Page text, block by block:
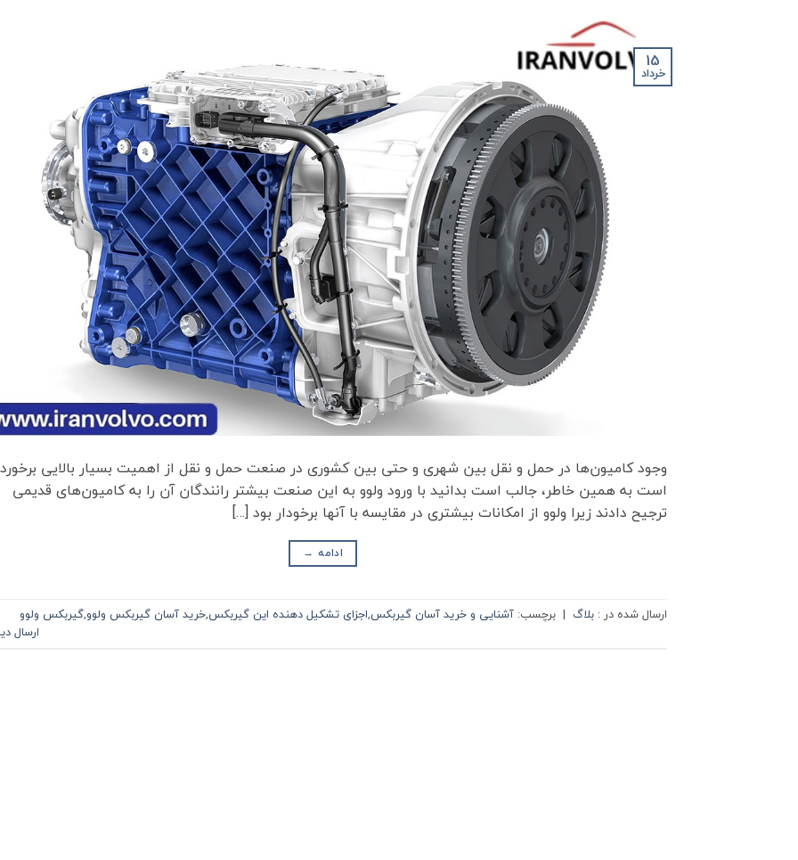
15
خرداد
وجود کامیون‌ها در حمل و نقل بین شهری و حتی بین کشوری در صنعت حمل و نقل از اهمیت بسیار بالایی
است به همین خاطر، جالب است بدانید با ورود ولوو به این صنعت بیشتر رانندگان آن را به کامیون‌های قدیمی
ترجیح دادند زیرا ولوو از امکانات بیشتری در مقایسه با آنها برخودار بود […]
ادامه →
ارسال شده در : بلاگ | برچسب: آشنایی و خرید آسان گیربکس,اجزای تشکیل دهنده این گیربکس,خرید آسان گیربکس ولوو,گیربکس ولوو
ارسال